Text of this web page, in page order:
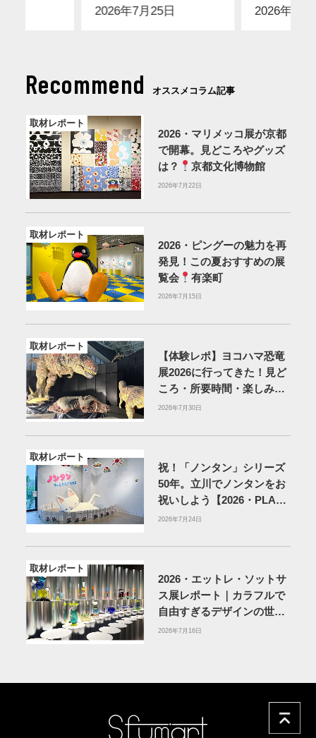
2026年7月25日 2026年7月
Recommend オススメコラム記事
取材レポート
2026・マリメッコ展が京都
で開幕。見どころやグッズ
は？
京都文化博物館
2026年7月22日
取材レポート
2026・ピングーの魅力を再
発見！この夏おすすめの展
覧会
有楽町
2026年7月15日
取材レポート
【体験レポ】ヨコハマ恐竜
展2026に行ってきた！見ど
ころ・所要時間・楽しみ方
を紹介
2026年7月30日
取材レポート
祝！「ノンタン」シリーズ
50年。立川でノンタンをお
祝いしよう【2026・PLAY!
MUSEUM】
2026年7月24日
取材レポート
2026・エットレ・ソットサ
ス展レポート｜カラフルで
自由すぎるデザインの世界
を体験
2026年7月16日